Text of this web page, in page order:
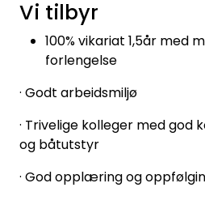
Vi tilbyr
100% vikariat 1,5år med
forlengelse
· Godt arbeidsmiljø
· Trivelige kolleger med god
og båtutstyr
· God opplæring og